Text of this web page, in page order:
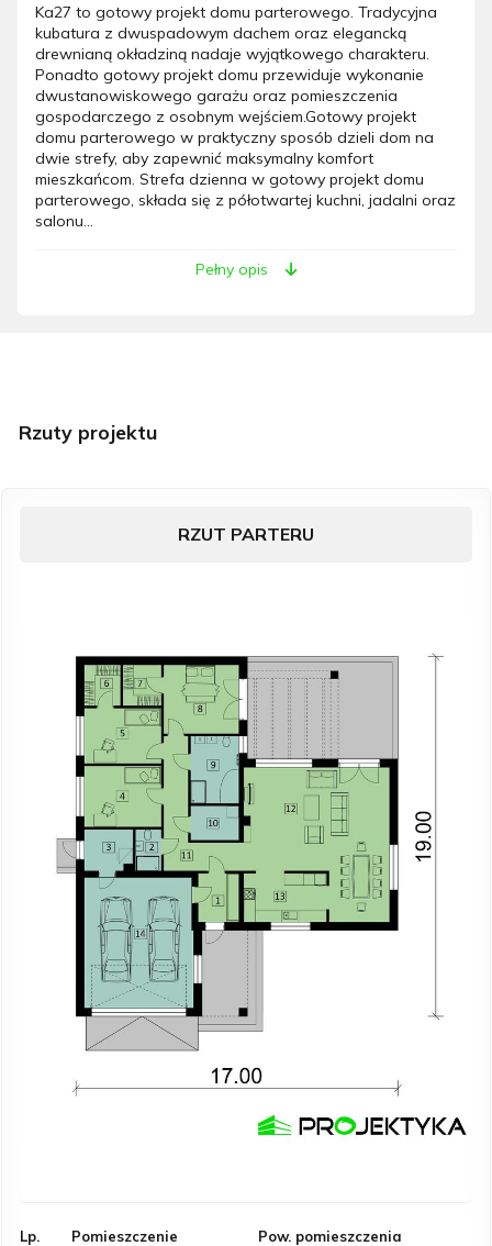
Ka27 to gotowy projekt domu parterowego. Tradycyjna
kubatura z dwuspadowym dachem oraz elegancką
drewnianą okładziną nadaje wyjątkowego charakteru.
Ponadto gotowy projekt domu przewiduje wykonanie
dwustanowiskowego garażu oraz pomieszczenia
gospodarczego z osobnym wejściem.Gotowy projekt
domu parterowego w praktyczny sposób dzieli dom na
dwie strefy, aby zapewnić maksymalny komfort
mieszkańcom. Strefa dzienna w gotowy projekt domu
parterowego, składa się z półotwartej kuchni, jadalni oraz
salonu...
Pełny opis
Rzuty projektu
RZUT PARTERU
Lp. Pomieszczenie
Pow. pomieszczenia